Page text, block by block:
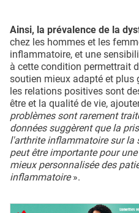
Ainsi, la prévalence de la
chez les hommes et les
inflammatoire, et une
à cette condition permettrait
soutien mieux adapté et plus
les relations positives sont
être et la qualité de vie,
problèmes sont rarement
données suggèrent que la
l'arthrite inflammatoire sur la
peut être importante pour
mieux personnalisée des
inflammatoire».